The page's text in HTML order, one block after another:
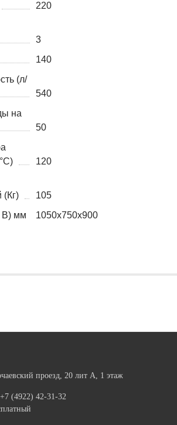
220
3
140
(л/
540
на
50
120
(Кг)
105
В) мм
1050х750х900
проезд, 20 лит А, 1 этаж
(4922) 42-31-32